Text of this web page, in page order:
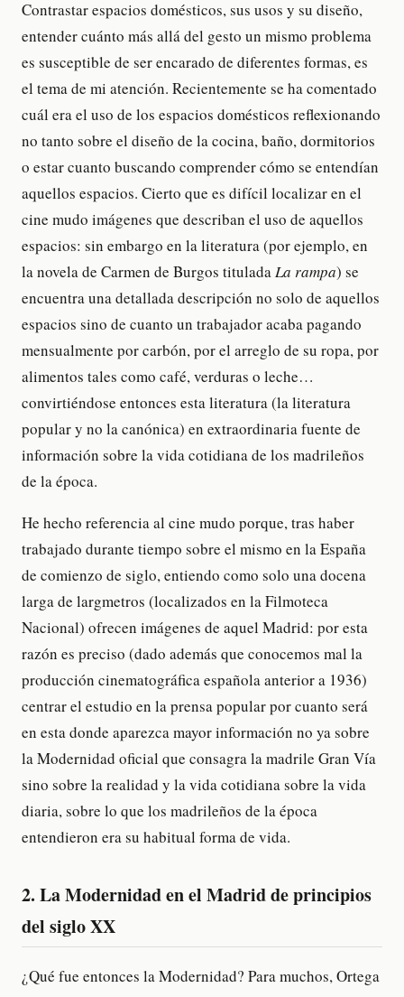
Contrastar espacios domésticos, sus usos y su diseño,
entender cuánto más allá del gesto un mismo problema
es susceptible de ser encarado de diferentes formas, es
el tema de mi atención. Recientemente se ha comentado
cuál era el uso de los espacios domésticos reflexionando
no tanto sobre el diseño de la cocina, baño, dormitorios
o estar cuanto buscando comprender cómo se entendían
aquellos espacios. Cierto que es difícil localizar en el
cine mudo imágenes que describan el uso de aquellos
espacios: sin embargo en la literatura (por ejemplo, en
la novela de Carmen de Burgos tituladaLa rampa) se
encuentra una detallada descripción no solo de aquellos
espacios sino de cuanto un trabajador acaba pagando
mensualmente por carbón, por el arreglo de su ropa, por
alimentos tales como café, verduras o leche…
convirtiéndose entonces esta literatura (la literatura
popular y no la canónica) en extraordinaria fuente de
información sobre la vida cotidiana de los madrileños
de la época.
He hecho referencia al cine mudo porque, tras haber
trabajado durante tiempo sobre el mismo en la España
de comienzo de siglo, entiendo como solo una docena
larga de largmetros (localizados en la Filmoteca
Nacional) ofrecen imágenes de aquel Madrid: por esta
razón es preciso (dado además que conocemos mal la
producción cinematográfica española anterior a 1936)
centrar el estudio en la prensa popular por cuanto será
en esta donde aparezca mayor información no ya sobre
la Modernidad oficial que consagra la madrile Gran Vía
sino sobre la realidad y la vida cotidiana sobre la vida
diaria, sobre lo que los madrileños de la época
entendieron era su habitual forma de vida.
2. La Modernidad en el Madrid de principios
del siglo XX
¿Qué fue entonces la Modernidad? Para muchos, Ortega